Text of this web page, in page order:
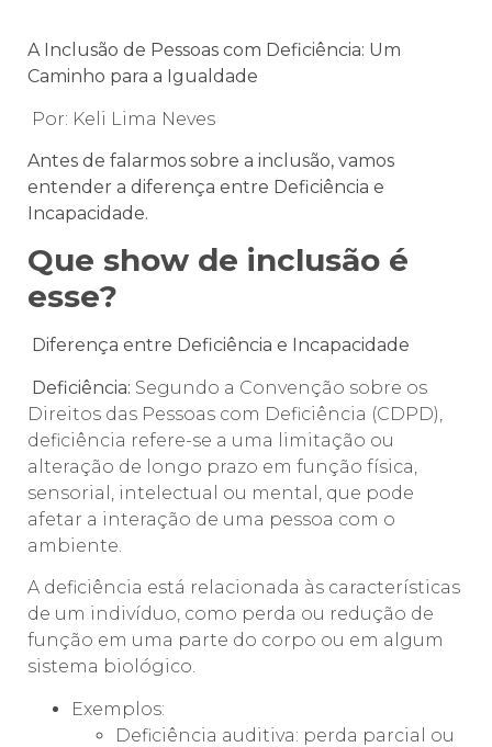
A Inclusão de Pessoas com Deficiência: Um
Caminho para a Igualdade
Por: Keli Lima Neves
Antes de falarmos sobre a inclusão, vamos
entender a diferença entre Deficiência e
Incapacidade.
Que show de inclusão é
esse?
Diferença entre Deficiência e Incapacidade
Deficiência: Segundo a Convenção sobre os
Direitos das Pessoas com Deficiência (CDPD),
deficiência refere-se a uma limitação ou
alteração de longo prazo em função física,
sensorial, intelectual ou mental, que pode
afetar a interação de uma pessoa com o
ambiente.
A deficiência está relacionada às características
de um indivíduo, como perda ou redução de
função em uma parte do corpo ou em algum
sistema biológico.
Exemplos:
Deficiência auditiva: perda parcial ou